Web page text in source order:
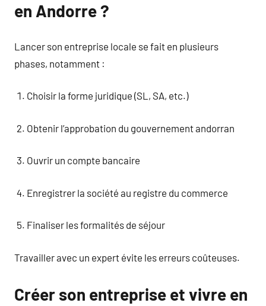
en Andorre ?
Lancer son entreprise locale se fait en plusieurs
phases, notamment :
Choisir la forme juridique (SL, SA, etc.)
Obtenir l’approbation du gouvernement andorran
Ouvrir un compte bancaire
Enregistrer la société au registre du commerce
Finaliser les formalités de séjour
Travailler avec un expert évite les erreurs coûteuses.
Créer son entreprise et vivre en